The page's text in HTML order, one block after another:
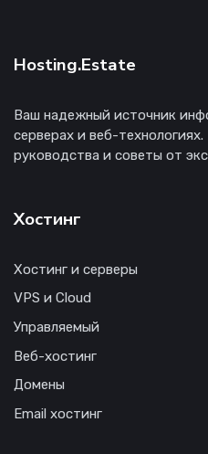
Hosting.Estate
Ваш надежный источник
серверах и веб-
руководства и советы от
Хостинг
Хостинг и серверы
VPS и Cloud
Управляемый
Веб-хостинг
Домены
Email хостинг